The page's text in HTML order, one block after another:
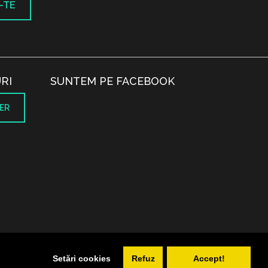
Setări cookies Refuz Accept!
TE
SUNTEM PE FACEBOOK